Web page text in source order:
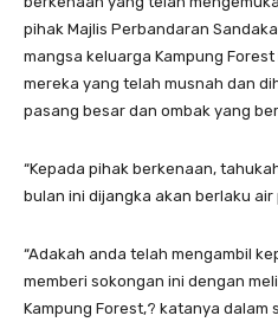
pihak Majlis Perbandaran
mangsa keluarga Kampung
mereka yang telah musnah dan
pasang besar dan ombak yang
“Kepada pihak berkenaan,
bulan ini dijangka akan berlaku
“Adakah anda telah mengambil
memberi sokongan ini dengan
Kampung Forest,? katanya dalam